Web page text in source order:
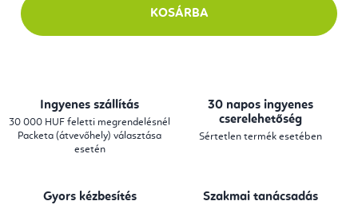
KOSÁRBA
Ingyenes szállítás
30 000 HUF feletti megrendelésnél
Packeta (átvevőhely) választása
esetén
30 napos ingyenes
cserelehetőség
Sértetlen termék esetében
Gyors kézbesítés Szakmai tanácsadás